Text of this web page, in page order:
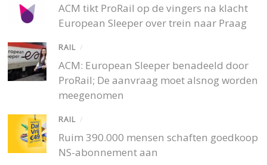
ACM tikt ProRail op de vingers na klacht
European Sleeper over trein naar Praag
RAIL /
ACM: European Sleeper benadeeld door
ProRail; De aanvraag moet alsnog worden
meegenomen
RAIL /
Ruim 390.000 mensen schaften goedkoop
NS-abonnement aan